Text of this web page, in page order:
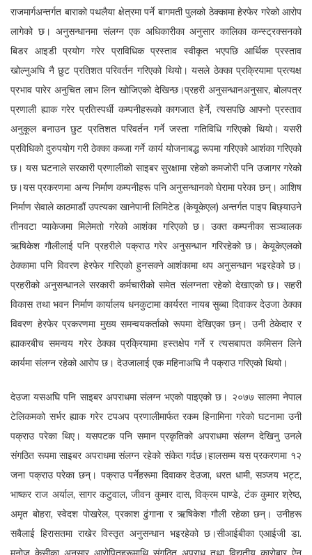
राजमार्गअन्तर्गत बाराको पथलैया क्षेत्रमा पर्ने बागमती पुलको ठेक्कामा हेरफेर गरेको आरोप
लागेको छ। अनुसन्धानमा संलग्न एक अधिकारीका अनुसार कालिका कन्स्ट्रक्सनको
बिडर आइडी प्रयोग गरेर प्राविधिक प्रस्ताव स्वीकृत भएपछि आर्थिक प्रस्ताव
खोल्नुअघि नै छुट प्रतिशत परिवर्तन गरिएको थियो। यसले ठेक्का प्रक्रियामा प्रत्यक्ष
प्रभाव पारेर अनुचित लाभ लिन खोजिएको देखिन्छ।प्रहरी अनुसन्धानअनुसार, बोलपत्र
प्रणाली ह्याक गरेर प्रतिस्पर्धी कम्पनीहरूको कागजात हेर्ने, त्यसपछि आफ्नो प्रस्ताव
अनुकूल बनाउन छुट प्रतिशत परिवर्तन गर्ने जस्ता गतिविधि गरिएको थियो। यसरी
प्रविधिको दुरुपयोग गरी ठेक्का कब्जा गर्ने कार्य योजनाबद्ध रूपमा गरिएको आशंका गरिएको
छ। यस घटनाले सरकारी प्रणालीको साइबर सुरक्षामा रहेको कमजोरी पनि उजागर गरेको
छ।यस प्रकरणमा अन्य निर्माण कम्पनीहरू पनि अनुसन्धानको घेरामा परेका छन्। आशिष
निर्माण सेवाले काठमाडौं उपत्यका खानेपानी लिमिटेड (केयूकेएल) अन्तर्गत पाइप बिछ्याउने
तीनवटा प्याकेजमा मिलेमतो गरेको आशंका गरिएको छ। उक्त कम्पनीका सञ्चालक
ऋषिकेश गौलीलाई पनि प्रहरीले पक्राउ गरेर अनुसन्धान गरिरहेको छ। केयूकेएलको
ठेक्कामा पनि विवरण हेरफेर गरिएको हुनसक्ने आशंकामा थप अनुसन्धान भइरहेको छ।
प्रहरीको अनुसन्धानले सरकारी कर्मचारीको समेत संलग्नता रहेको देखाएको छ। सहरी
विकास तथा भवन निर्माण कार्यालय धनकुटामा कार्यरत नायब सुब्बा दिवाकर देउजा ठेक्का
विवरण हेरफेर प्रकरणमा मुख्य समन्वयकर्ताको रूपमा देखिएका छन्। उनी ठेकेदार र
ह्याकरबीच समन्वय गरेर ठेक्का प्रक्रियामा हस्तक्षेप गर्ने र त्यसबापत कमिसन लिने
कार्यमा संलग्न रहेको आरोप छ। देउजालाई एक महिनाअघि नै पक्राउ गरिएको थियो।
देउजा यसअघि पनि साइबर अपराधमा संलग्न भएको पाइएको छ। २०७७ सालमा नेपाल
टेलिकमको सर्भर ह्याक गरेर टपअप प्रणालीमार्फत रकम हिनामिना गरेको घटनामा उनी
पक्राउ परेका थिए। यसपटक पनि समान प्रकृतिको अपराधमा संलग्न देखिनु उनले
संगठित रूपमा साइबर अपराधमा संलग्न रहेको संकेत गर्दछ।हालसम्म यस प्रकरणमा १२
जना पक्राउ परेका छन्। पक्राउ पर्नेहरूमा दिवाकर देउजा, धरत धामी, सञ्जय भट्ट,
भाष्कर राज अर्याल, सागर कटुवाल, जीवन कुमार दास, विक्रम पाण्डे, टंक कुमार श्रेष्ठ,
अमृत बोहरा, स्वेदश पोखरेल, प्रकाश ढुंगाना र ऋषिकेश गौली रहेका छन्। उनीहरू
सबैलाई हिरासतमा राखेर विस्तृत अनुसन्धान भइरहेको छ।सीआईबीका एआईजी डा.